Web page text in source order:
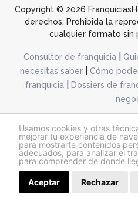
Usamos cookies y otras
mejorar tu experiencia de
para mostrarte contenidos
adecuados, para analizar el
para comprender de donde
Aceptar Rechazar
Solicitar
Copyright © 2026
derechos. Prohibida la
cualquier formato sin
Consultor de franquicia
necesitas saber
Cómo
franquicia| Dossiers de
@franquiciashoy.es |Aviso legal|